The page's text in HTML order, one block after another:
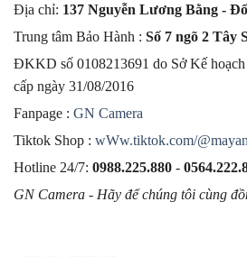
Địa chỉ: 137 Nguyễn Lương Bằng -
Trung tâm Bảo Hành : Số 7 ngõ 2 Tây
ĐKKD số 0108213691 do Sở Kế
cấp ngày 31/08/2016
Fanpage : GN Camera
Tiktok Shop : wWw.tiktok.com/
Hotline 24/7: 0988.225.880 -
GN Camera - Hãy để chúng tôi cùng